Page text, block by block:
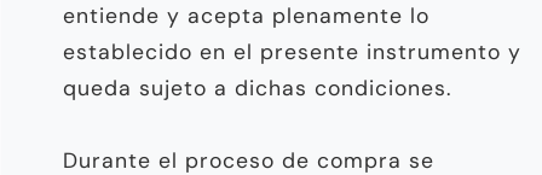
entiende y acepta plenamente lo
establecido en el presente instrumento y
queda sujeto a dichas condiciones.
Durante el proceso de compra se